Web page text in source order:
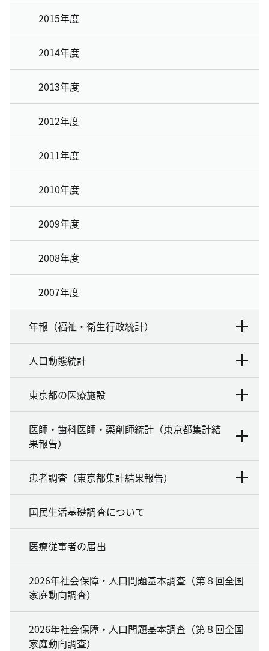
2015年度
2014年度
2013年度
2012年度
2011年度
2010年度
2009年度
2008年度
2007年度
年報（福祉・衛生行政統計）
人口動態統計
東京都の医療施設
医師・歯科医師・薬剤師統計（東京都集計結
果報告）
患者調査（東京都集計結果報告）
国民生活基礎調査について
医療従事者の届出
2026年社会保障・人口問題基本調査（第８回全国
家庭動向調査）
2026年社会保障・人口問題基本調査（第８回全国
家庭動向調査）